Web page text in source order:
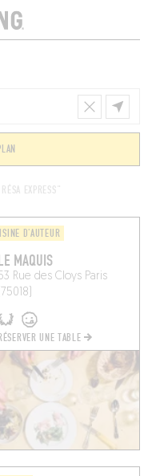
EXPRESS"
D'AUTEUR
MAQUIS
Rue des Cloys Paris
(75018)
RÉSERVER UNE TABLE